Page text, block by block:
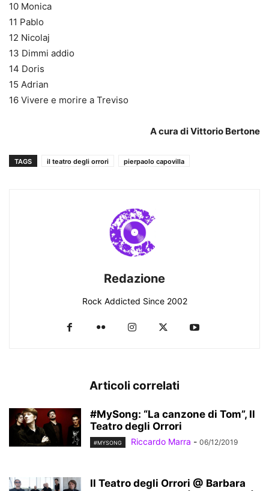
10 Monica
11 Pablo
12 Nicolaj
13 Dimmi addio
14 Doris
15 Adrian
16 Vivere e morire a Treviso
A cura di Vittorio Bertone
TAGS il teatro degli orrori pierpaolo capovilla
Redazione
Rock Addicted Since 2002
Articoli correlati
#MySong: “La canzone di Tom”, Il
Teatro degli Orrori
#MYSONG Riccardo Marra - 06/12/2019
Il Teatro degli Orrori @ Barbara